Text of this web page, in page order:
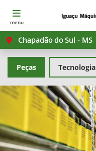
menu
Chapadão do Sul - MS
Tecnologia
Peças